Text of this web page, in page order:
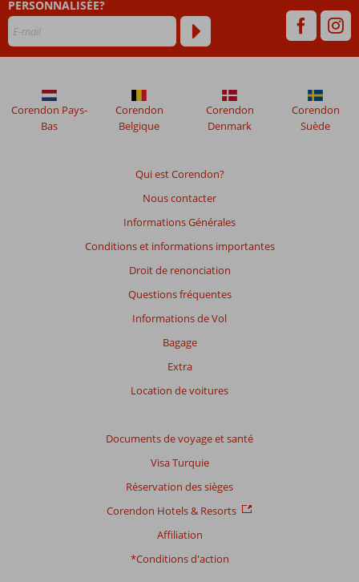
PERSONNALISÉE?
Qui est Corendon?
Nous contacter
Informations Générales
Conditions et informations importantes
Droit de renonciation
Questions fréquentes
Informations de Vol
Bagage
Extra
Location de voitures
Documents de voyage et santé
Visa Turquie
Réservation des sièges
Corendon Hotels & Resorts
Affiliation
*Conditions d'action
Corendon Pays-
Bas
Corendon
Belgique
Corendon
Denmark
Corendon
Suède